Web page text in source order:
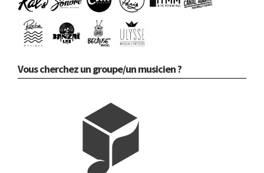
Vous cherchez un groupe/un musicien ?